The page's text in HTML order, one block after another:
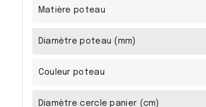
Matière poteau
Diamètre poteau (mm)
Couleur poteau
Diamètre cercle panier (cm)